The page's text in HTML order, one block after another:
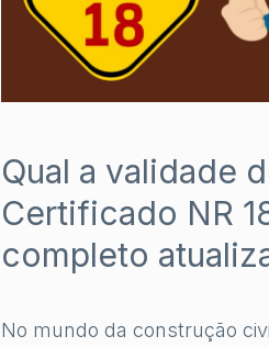
Qual a validade
Certificado NR
completo
No mundo da construção